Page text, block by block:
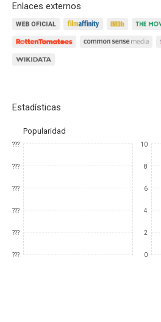
Enlaces externos
Estadísticas
Popularidad
???
???
???
???
???
???
10
8
6
4
2
0